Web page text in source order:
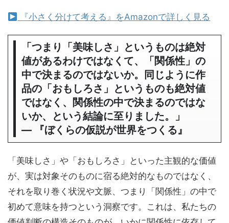
『小さく分けて考える』をAmazonで詳しく見る
「つまり「美味しさ」というものは絶対
値があるわけではなくて、「関係性」の
中で決まるのではないか。同じように作
品の「おもしろさ」というものも絶対値
ではなく、関係性の中で決まるのではな
いか、という結論に至りました。」
― 『ぼくらの仮説が世界をつくる』
「美味しさ」や「おもしろさ」といった主観的な価値
が、実は対象そのものに宿る絶対的なものではなく、
それを取り巻く状況や文脈、つまり「関係性」の中で
初めて意味を持つという洞察です。これは、私たちの